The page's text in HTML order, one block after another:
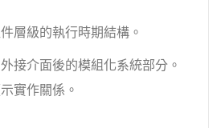
層級的執行時期結構。
接介面後的模組化系統部分。
實作關係。